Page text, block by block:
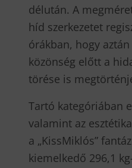
délután. A
híd szerkezetet
órákban, hogy
közönség előtt a
törése is
Tartó kategóriában
valamint az
a „KissMiklós”
kiemelkedő 296,1